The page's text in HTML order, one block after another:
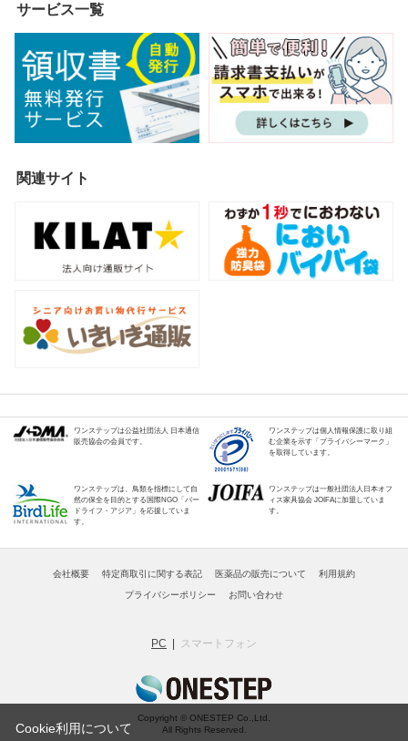
サービス一覧
関連サイト
ワンステップは公益社団法人 日本通信
販売協会の会員です。
ワンステップは個人情報保護に取り組
む企業を示す「プライバシーマーク」
を取得しています。
ワンステップは、鳥類を指標にして自
然の保全を目的とする国際NGO「バー
ドライフ・アジア」を応援していま
す。
ワンステップは一般社団法人日本オフ
ィス家具協会 JOIFAに加盟していま
す。
会社概要 特定商取引に関する表記 医薬品の販売について 利用規約
プライバシーポリシー お問い合わせ
PC スマートフォン
Copyright © ONESTEP Co.,Ltd.
All Rights Reserved.
Cookie利用について